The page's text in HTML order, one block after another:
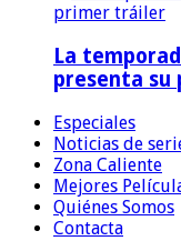
La
presenta
Especiales
Noticias de
Zona Caliente
Mejores
Quiénes Somos
Contacta